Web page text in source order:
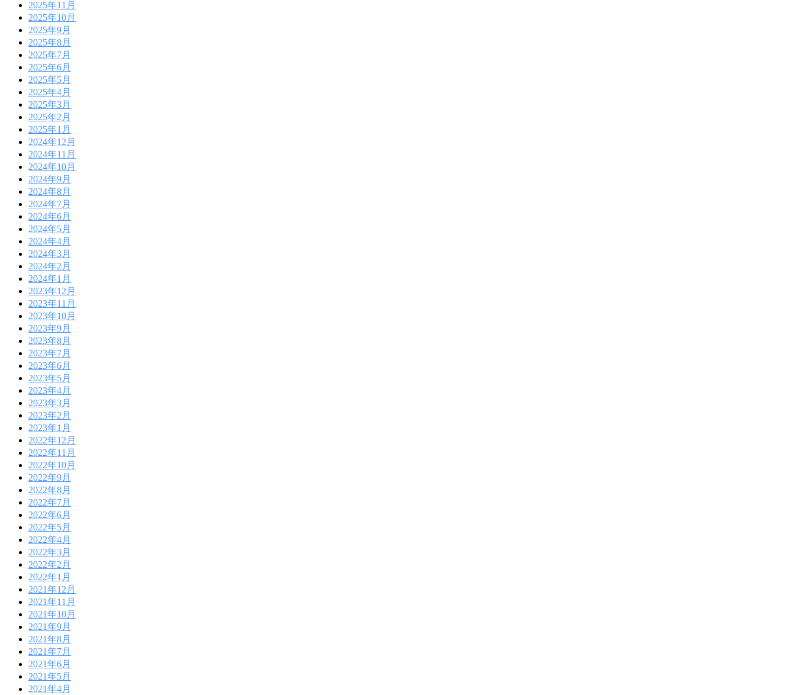
2025年11月
2025年10月
2025年9月
2025年8月
2025年7月
2025年6月
2025年5月
2025年4月
2025年3月
2025年2月
2025年1月
2024年12月
2024年11月
2024年10月
2024年9月
2024年8月
2024年7月
2024年6月
2024年5月
2024年4月
2024年3月
2024年2月
2024年1月
2023年12月
2023年11月
2023年10月
2023年9月
2023年8月
2023年7月
2023年6月
2023年5月
2023年4月
2023年3月
2023年2月
2023年1月
2022年12月
2022年11月
2022年10月
2022年9月
2022年8月
2022年7月
2022年6月
2022年5月
2022年4月
2022年3月
2022年2月
2022年1月
2021年12月
2021年11月
2021年10月
2021年9月
2021年8月
2021年7月
2021年6月
2021年5月
2021年4月